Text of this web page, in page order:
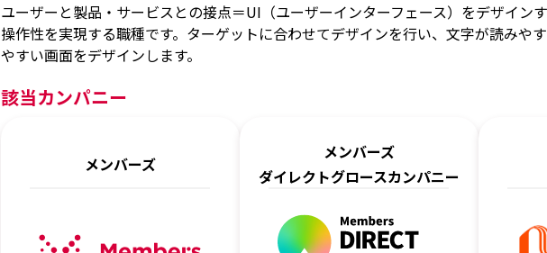
ユーザーと製品・サービスとの接点＝UI（ユーザーインターフェース）をデザイン
操作性を実現する職種です。ターゲットに合わせてデザインを行い、文字が読みや
やすい画面をデザインします。
該当カンパニー
メンバーズ
メンバーズ
ダイレクトグロースカンパニー